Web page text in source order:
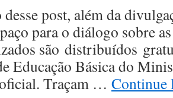
post, além da
para o diálogo sobre
são distribuídos
Educação Básica do
Traçam …